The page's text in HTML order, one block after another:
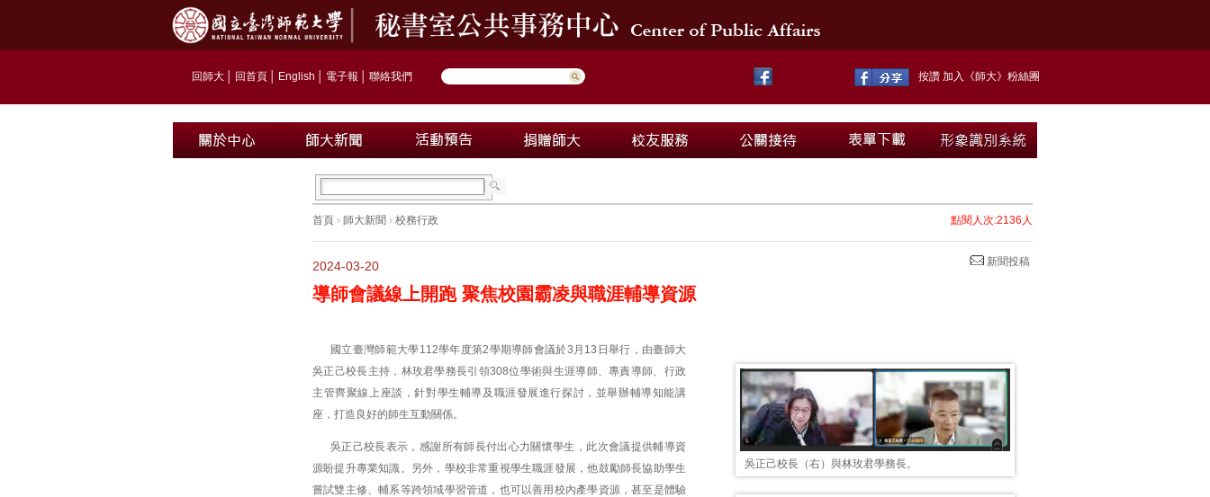
回師大 回首頁 English 電子報 聯絡我們 按讚 加入《師大》粉絲團
首頁 › 師大新聞 › 校務行政 點閱人次:2136人
新聞投稿
2024-03-20
導師會議線上開跑 聚焦校園霸凌與職涯輔導資源
吳正己校長（右）與林玫君學務長。
國立臺灣師範大學112學年度第2學期導師會議於3月13日舉行，由臺師大
吳正己校長主持，林玫君學務長引領308位學術與生涯導師、專責導師、行政
主管齊聚線上座談，針對學生輔導及職涯發展進行探討，並舉辦輔導知能講
座，打造良好的師生互動關係。
吳正己校長表示，感謝所有師長付出心力關懷學生，此次會議提供輔導資
源盼提升專業知識。另外，學校非常重視學生職涯發展，他鼓勵師長協助學生
嘗試雙主修、輔系等跨領域學習管道，也可以善用校內產學資源，甚至是體驗